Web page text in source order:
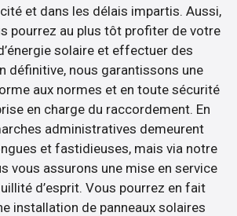
et dans les délais impartis. Aussi,
pourrez au plus tôt profiter de votre
solaire et effectuer des
définitive, nous garantissons une
aux normes et en toute sécurité
en charge du raccordement. En
administratives demeurent
et fastidieuses, mais via notre
vous assurons une mise en service
d’esprit. Vous pourrez en fait
installation de panneaux solaires